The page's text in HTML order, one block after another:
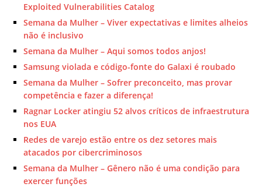
Exploited Vulnerabilities Catalog
Semana da Mulher – Viver expectativas e limites alheios
não é inclusivo
Semana da Mulher – Aqui somos todos anjos!
Samsung violada e código-fonte do Galaxi é roubado
Semana da Mulher – Sofrer preconceito, mas provar
competência e fazer a diferença!
Ragnar Locker atingiu 52 alvos críticos de infraestrutura
nos EUA
Redes de varejo estão entre os dez setores mais
atacados por cibercriminosos
Semana da Mulher – Gênero não é uma condição para
exercer funções